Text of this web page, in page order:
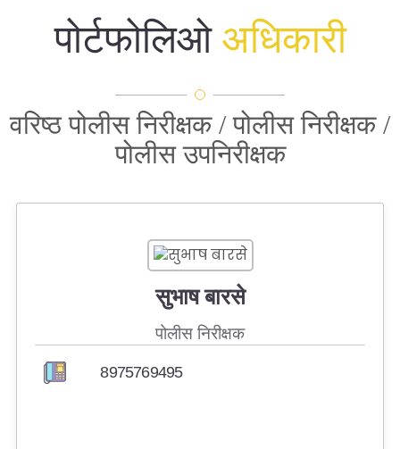
ई-दरबार ऑनलाइन तक्रार प्रणाली
आरोग्यम प्रणाली
GPS आधारित मॉनिटरिंग सिस्टिम
CM Dashboard
नागपूर परिक्षेत्र क्रीडा स्पर्धा
पोर्टफोलिओ अधिकारी
वरिष्ठ पोलीस निरीक्षक / पोलीस निरीक्षक /
पोलीस उपनिरीक्षक
सुभाष बारसे
पोलीस निरीक्षक
8975769495